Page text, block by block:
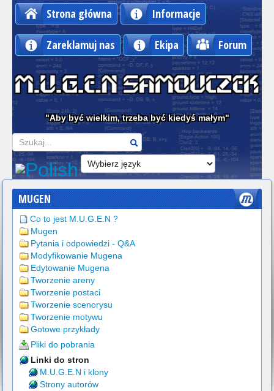
Strona główna Informacje
Zareklamuj nas Ekipa Forum
"Aby być wielkim, trzeba być kiedyś małym"
Szukaj
MUGEN
Co to jest M.U.G.E.N ?
Mugen
Pytania i odpowiedzi - Q&A
Modyfikowanie Mugena
Edytowanie Mugena
Tworzenie areny
Tworzenie postaci
Tworzenie scenorysu
Tworzenie motywu
Gotowe przykłady
Pliki do pobrania
Linki do stron
M.U.G.E.N i klony
Strony autorów